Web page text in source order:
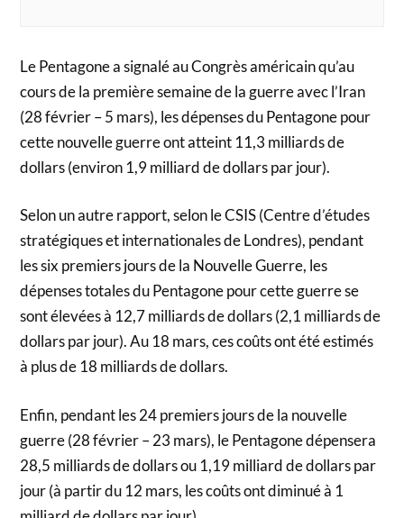
Le Pentagone a signalé au Congrès américain qu’au
cours de la première semaine de la guerre avec l’Iran
(28 février – 5 mars), les dépenses du Pentagone pour
cette nouvelle guerre ont atteint 11,3 milliards de
dollars (environ 1,9 milliard de dollars par jour).
Selon un autre rapport, selon le CSIS (Centre d’études
stratégiques et internationales de Londres), pendant
les six premiers jours de la Nouvelle Guerre, les
dépenses totales du Pentagone pour cette guerre se
sont élevées à 12,7 milliards de dollars (2,1 milliards de
dollars par jour). Au 18 mars, ces coûts ont été estimés
à plus de 18 milliards de dollars.
Enfin, pendant les 24 premiers jours de la nouvelle
guerre (28 février – 23 mars), le Pentagone dépensera
28,5 milliards de dollars ou 1,19 milliard de dollars par
jour (à partir du 12 mars, les coûts ont diminué à 1